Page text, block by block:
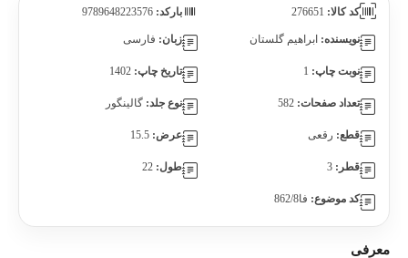
کد کالا: بارکد:
نویسنده: ابراهیم گلستان زبان: فارسی
نوبت چاپ: 1 تاریخ چاپ: 1402
تعداد صفحات: 582 نوع جلد: گالینگور
قطع: رقعی عرض: 15.5
قطر: 3 طول: 22
کد موضوع: فا862/8
معرفی